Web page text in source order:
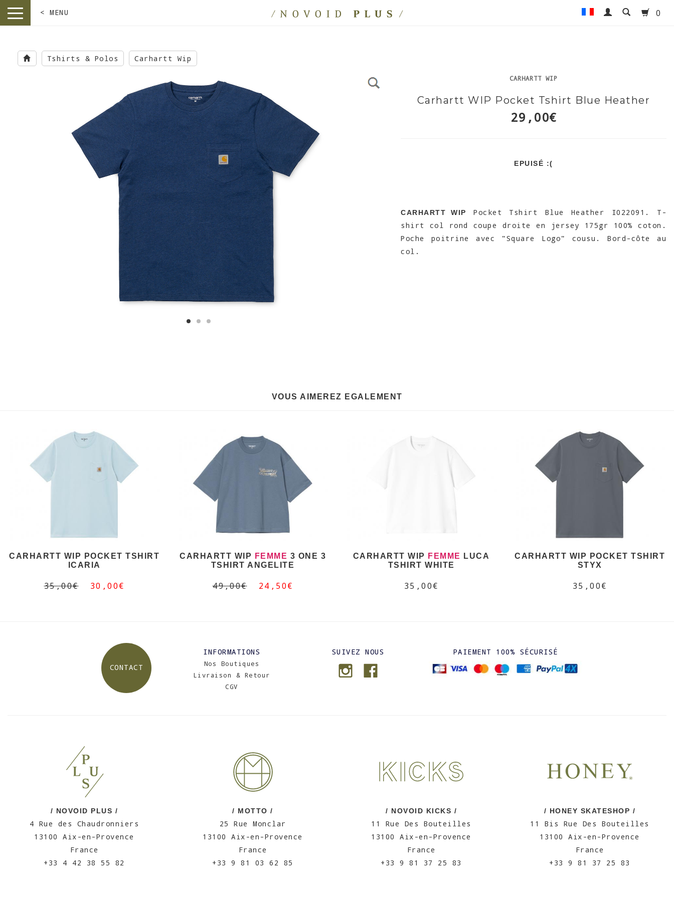
main
toggle
< MENU 0
Tshirts & Polos Carhartt Wip
CARHARTT WIP
Carhartt WIP Pocket Tshirt Blue Heather
29,00€
EPUISÉ :(
CARHARTT WIP
Pocket Tshirt Blue Heather I022091. T-
shirt col rond coupe droite en jersey 175gr 100% coton.
Poche poitrine avec "Square Logo" cousu. Bord-côte au
col.
VOUS AIMEREZ EGALEMENT
CARHARTT WIP POCKET TSHIRT
ICARIA
35,00€ 30,00€
CARHARTT WIP FEMME 3 ONE 3
TSHIRT ANGELITE
49,00€ 24,50€
CARHARTT WIP FEMME
LUCA
TSHIRT WHITE
35,00€
CARHARTT WIP POCKET TSHIRT
STYX
35,00€
CONTACT
INFORMATIONS
Nos Boutiques
Livraison & Retour
CGV
SUIVEZ NOUS PAIEMENT 100% SÉCURISÉ
/ NOVOID PLUS /
4 Rue des Chaudronniers
13100 Aix-en-Provence
France
+33 4 42 38 55 82
/ MOTTO /
25 Rue Monclar
13100 Aix-en-Provence
France
+33 9 81 03 62 85
/ NOVOID KICKS /
11 Rue Des Bouteilles
13100 Aix-en-Provence
France
+33 9 81 37 25 83
/ HONEY SKATESHOP /
11 Bis Rue Des Bouteilles
13100 Aix-en-Provence
France
+33 9 81 37 25 83